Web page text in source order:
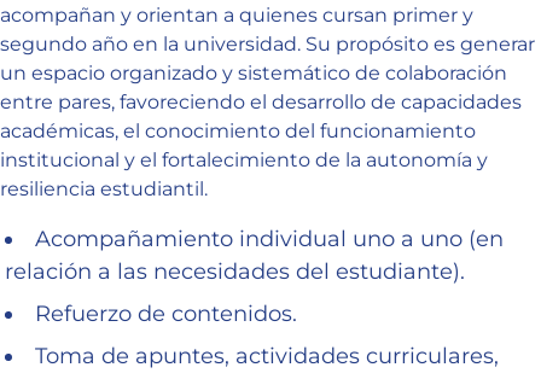
acompañan y orientan a quienes cursan primer y
segundo año en la universidad. Su propósito es generar
un espacio organizado y sistemático de colaboración
entre pares, favoreciendo el desarrollo de capacidades
académicas, el conocimiento del funcionamiento
institucional y el fortalecimiento de la autonomía y
resiliencia estudiantil.
Acompañamiento individual uno a uno (en
relación a las necesidades del estudiante).
Refuerzo de contenidos.
Toma de apuntes, actividades curriculares,